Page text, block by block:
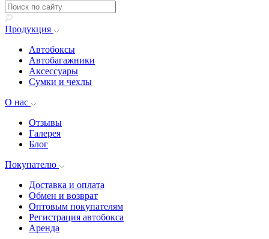
Продукция
Автобоксы
Автобагажники
Аксессуары
Сумки и чехлы
О нас
Отзывы
Галерея
Блог
Покупателю
Доставка и оплата
Обмен и возврат
Оптовым покупателям
Регистрация автобокса
Аренда